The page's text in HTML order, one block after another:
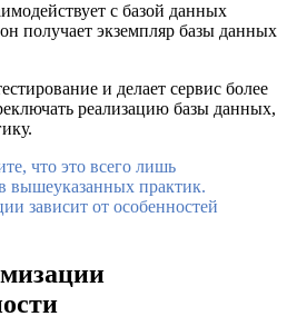
с базой данных
получает экземпляр базы данных
и делает сервис более
реализацию базы данных,
что это всего лишь
вышеуказанных практик.
зависит от особенностей